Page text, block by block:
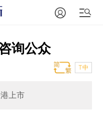
询公众
T中
上市